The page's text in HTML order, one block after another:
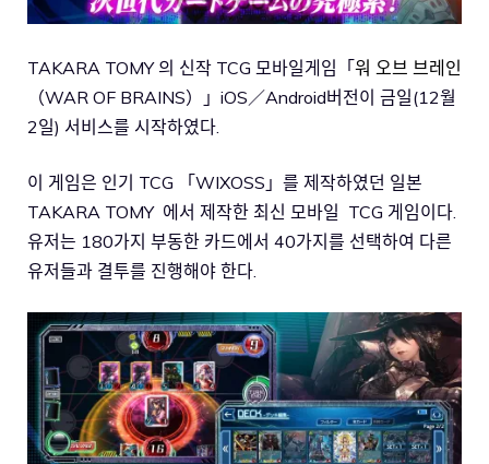
TAKARA TOMY 의 신작 TCG 모바일게임「워 오브 브레인
（WAR OF BRAINS）」iOS／Android버전이 금일(12월
2일) 서비스를 시작하였다.
이 게임은 인기 TCG 「WIXOSS」를 제작하였던 일본
TAKARA TOMY 에서 제작한 최신 모바일 TCG 게임이다.
유저는 180가지 부동한 카드에서 40가지를 선택하여 다른
유저들과 결투를 진행해야 한다.